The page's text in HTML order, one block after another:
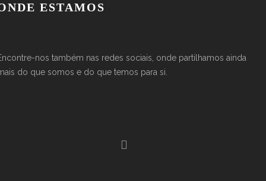
ESTAMOS
nos também nas redes sociais, onde partilhamos ainda
do que somos e do que temos para si.